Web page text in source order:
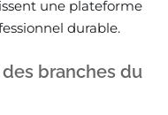
une plateforme
durable.
branches du